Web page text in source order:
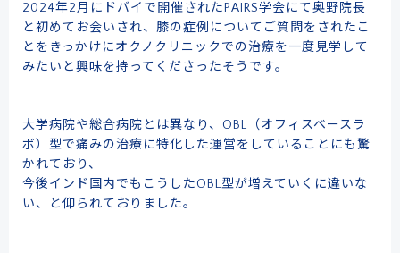
2024年2月にドバイで開催されたPAIRS学会にて奥野院長
と初めてお会いされ、膝の症例についてご質問をされたこ
とをきっかけにオクノクリニックでの治療を一度見学して
みたいと興味を持ってくださったそうです。
大学病院や総合病院とは異なり、OBL（オフィスベースラ
ボ）型で痛みの治療に特化した運営をしていることにも驚
かれており、
今後インド国内でもこうしたOBL型が増えていくに違いな
い、と仰られておりました。